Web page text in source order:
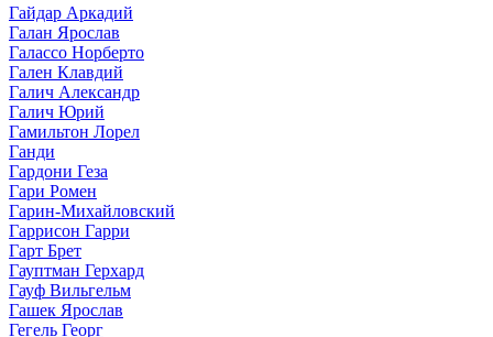
Гайдар Аркадий
Галан Ярослав
Галассо Норберто
Гален Клавдий
Галич Александр
Галич Юрий
Гамильтон Лорел
Ганди
Гардони Геза
Гари Ромен
Гарин-Михайловский
Гаррисон Гарри
Гарт Брет
Гауптман Герхард
Гауф Вильгельм
Гашек Ярослав
Гегель Георг